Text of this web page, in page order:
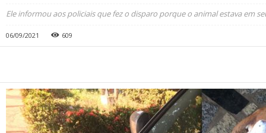
Ele informou aos policiais que fez o disparo porque o animal estava em
06/09/2021 609